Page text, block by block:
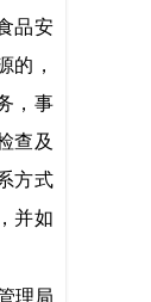
品安
的，
，事
查及
方式
并如
理局